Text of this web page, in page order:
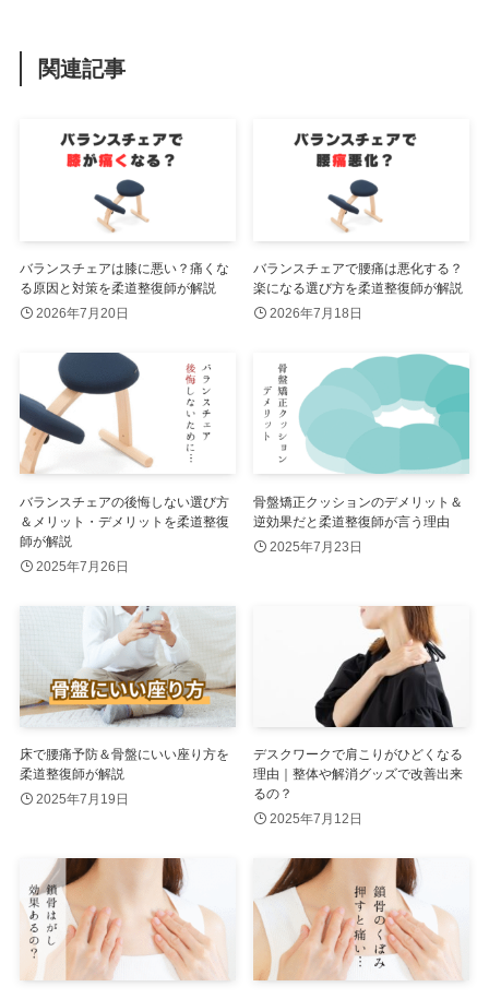
関連記事
バランスチェアは膝に悪い？痛くな
る原因と対策を柔道整復師が解説
2026年7月20日
バランスチェアで腰痛は悪化する？
楽になる選び方を柔道整復師が解説
2026年7月18日
バランスチェアの後悔しない選び方
＆メリット・デメリットを柔道整復
師が解説
2025年7月26日
骨盤矯正クッションのデメリット＆
逆効果だと柔道整復師が言う理由
2025年7月23日
床で腰痛予防＆骨盤にいい座り方を
柔道整復師が解説
2025年7月19日
デスクワークで肩こりがひどくなる
理由｜整体や解消グッズで改善出来
るの？
2025年7月12日